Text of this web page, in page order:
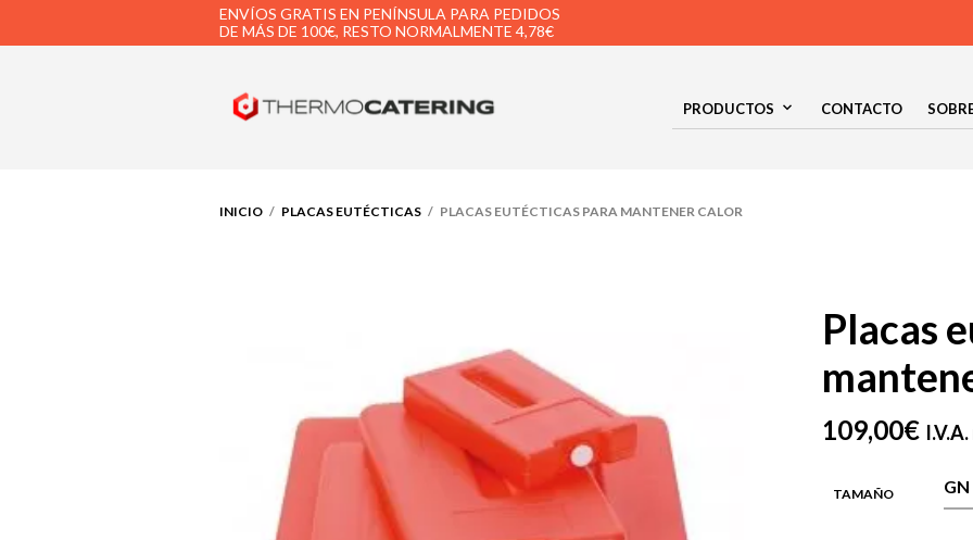
ENVÍOS GRATIS EN PENÍNSULA PARA PEDIDOS
DE MÁS DE 100€, RESTO NORMALMENTE 4,78€
PRODUCTOS CONTACTO
INICIO / PLACAS EUTÉCTICAS / PLACAS EUTÉCTICAS PARA MANTENER CALOR
Placas
109,00€
TAMAÑO